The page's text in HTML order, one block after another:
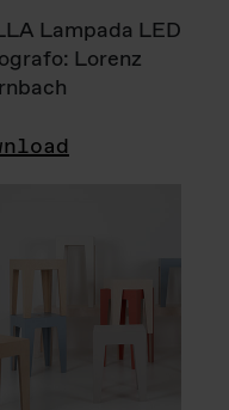
Lampada LED
Lorenz